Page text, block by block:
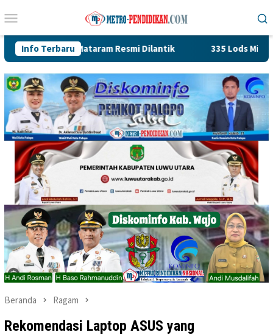
ke
Mobile
Info Terbaru
Mataram Resmi Dilantik 335 Lods Milik Pedagang
Beranda Ragam
Rekomendasi Laptop ASUS yang